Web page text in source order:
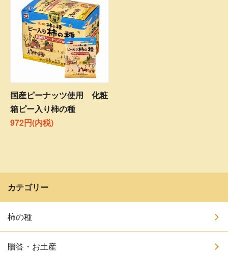
国産ピーナッツ使用 化粧
箱ピー入り柿の種
972円(内税)
カテゴリー
柿の種
贈答・お土産